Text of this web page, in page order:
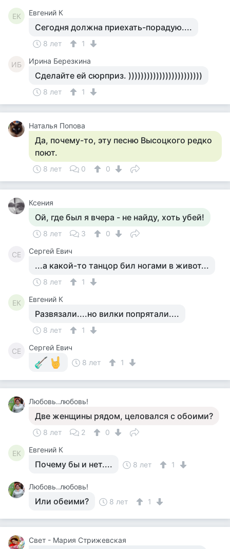
ЕК Евгений К
Сегодня должна приехать-порадую....
8 лет 1
ИБ Ирина Березкина
Сделайте ей сюрприз. ))))))))))))))))))))))))
8 лет 1
Наталья Попова
Да, почему-то, эту песню Высоцкого редко
поют.
8 лет 0 0
Ксения
Ой, где был я вчера - не найду, хоть убей!
8 лет 3 0
СЕ Сергей Евич
...а какой-то танцор бил ногами в живот...
8 лет 1
ЕК Евгений К
Развязали....но вилки попрятали....
8 лет 1
СЕ
Сергей Евич
8 лет
1
Любовь..любовь!
Две женщины рядом, целовался с обоими?
8 лет 2 0
ЕК Евгений К
Почему бы и нет.... 8 лет 1
Любовь..любовь!
Или обеими? 8 лет 1
Свет - Мария Стрижевская